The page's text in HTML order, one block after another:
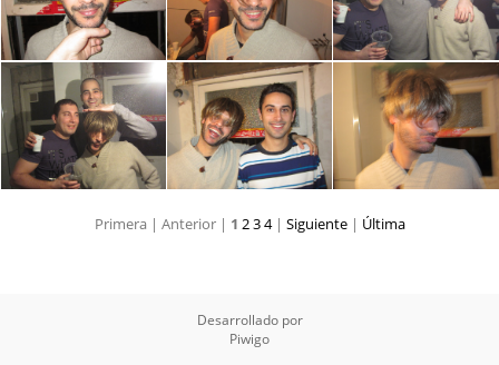
Primera | Anterior | 1 234 | Siguiente | Última
Desarrollado por
Piwigo